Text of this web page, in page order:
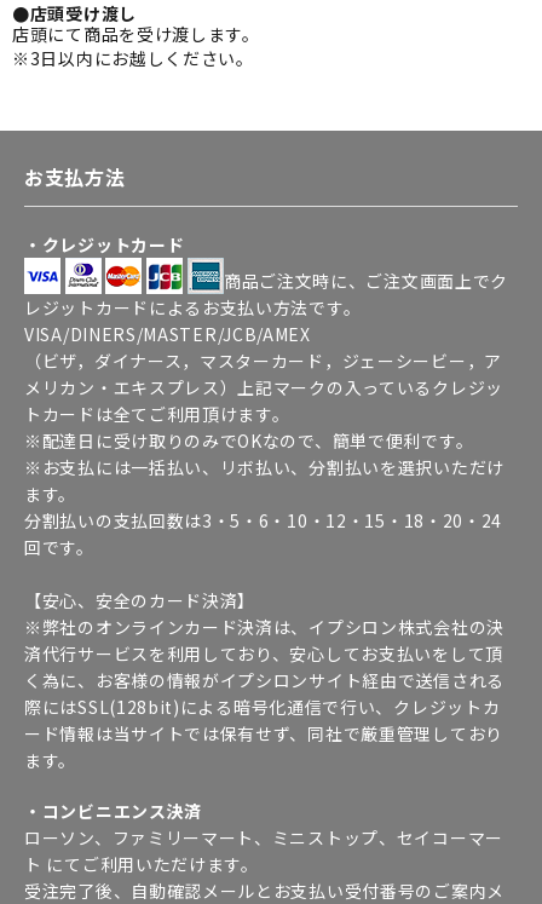
●店頭受け渡し
店頭にて商品を受け渡します。
※3日以内にお越しください。
お支払方法
・クレジットカード
商品ご注文時に、ご注文画面上でク
レジットカードによるお支払い方法です。
VISA/DINERS/MASTER/JCB/AMEX
（ビザ，ダイナース，マスターカード，ジェーシービー，ア
メリカン・エキスプレス）上記マークの入っているクレジッ
トカードは全てご利用頂けます。
※配達日に受け取りのみでOKなので、簡単で便利です。
※お支払には一括払い、リボ払い、分割払いを選択いただけ
ます。
分割払いの支払回数は3・5・6・10・12・15・18・20・24
回です。
【安心、安全のカード決済】
※弊社のオンラインカード決済は、イプシロン株式会社の決
済代行サービスを利用しており、安心してお支払いをして頂
く為に、お客様の情報がイプシロンサイト経由で送信される
際にはSSL(128bit)による暗号化通信で行い、クレジットカ
ード情報は当サイトでは保有せず、同社で厳重管理しており
ます。
・コンビニエンス決済
ローソン、ファミリーマート、ミニストップ、セイコーマー
ト にてご利用いただけます。
受注完了後、自動確認メールとお支払い受付番号のご案内メ